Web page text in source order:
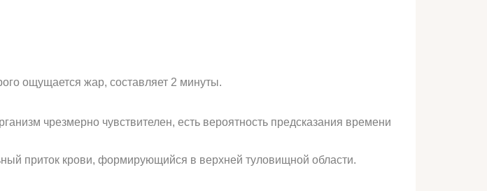
ощущается жар, составляет 2 минуты.
чрезмерно чувствителен, есть вероятность предсказания времени
приток крови, формирующийся в верхней туловищной области.